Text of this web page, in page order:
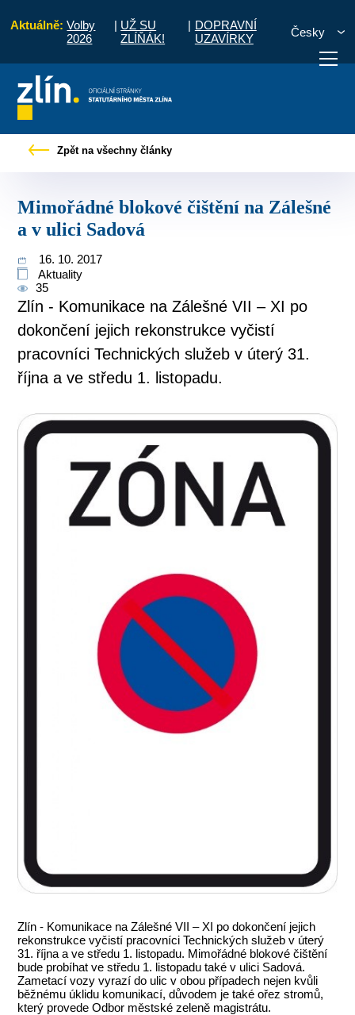
Aktuálně: Volby
2026
| UŽ SU
ZLÍŇÁK!
| DOPRAVNÍ
UZAVÍRKY
Česky
vyřídit Potřebuji zaplatit
Zpět na všechny články
Mimořádné blokové čištění na Zálešné
a v ulici Sadová
16. 10. 2017
Aktuality
35
Zlín - Komunikace na Zálešné VII – XI po
dokončení jejich rekonstrukce vyčistí
pracovníci Technických služeb v úterý 31.
října a ve středu 1. listopadu.
Zlín - Komunikace na Zálešné VII – XI po dokončení jejich
rekonstrukce vyčistí pracovníci Technických služeb v úterý
31. října a ve středu 1. listopadu. Mimořádné blokové čištění
bude probíhat ve středu 1. listopadu také v ulici Sadová.
Zametací vozy vyrazí do ulic v obou případech nejen kvůli
běžnému úklidu komunikací, důvodem je také ořez stromů,
který provede Odbor městské zeleně magistrátu.